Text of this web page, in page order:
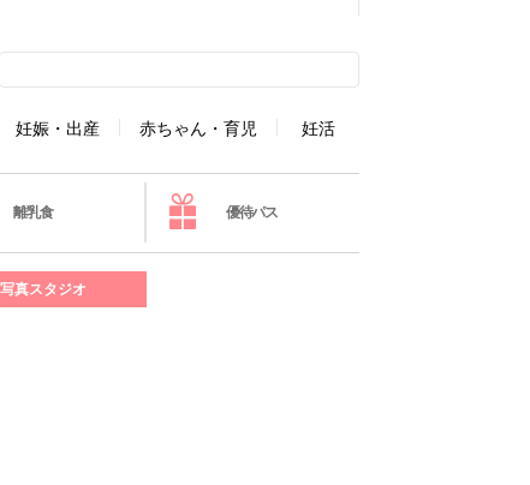
妊娠・出産 赤ちゃん・育児 妊活
離乳食 優待パス
写真スタジオ